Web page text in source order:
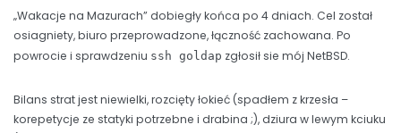
„Wakacje na Mazurach” dobiegły końca po 4 dniach. Cel został
osiagniety, biuro przeprowadzone, łączność zachowana. Po
powrocie i sprawdzeniu ssh goldap zgłosił sie mój NetBSD.
Bilans strat jest niewielki, rozcięty łokieć (spadłem z krzesła –
korepetycje ze statyki potrzebne i drabina ;), dziura w lewym kciuku